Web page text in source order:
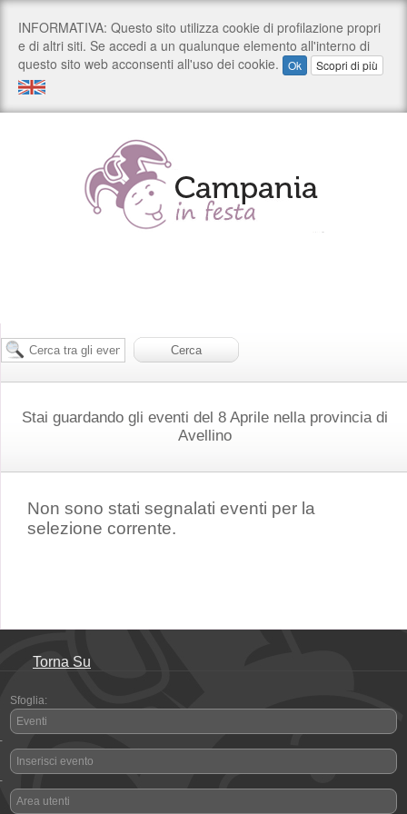
Stai guardando gli eventi del 8 Aprile nella provincia di
Avellino
Non sono stati segnalati eventi per la
selezione corrente.
Torna Su
Sfoglia:
Eventi
-
Inserisci evento
-
Area utenti